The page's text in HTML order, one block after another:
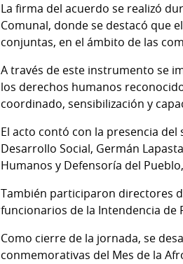
La firma del acuerdo se realizó
Comunal, donde se destacó que
conjuntas, en el ámbito de las
A través de este instrumento se
los derechos humanos
coordinado, sensibilización y
El acto contó con la presencia
Desarrollo Social, Germán
Humanos y Defensoría del
También participaron directores
funcionarios de la Intendencia de
Como cierre de la jornada, se
conmemorativas del Mes de la